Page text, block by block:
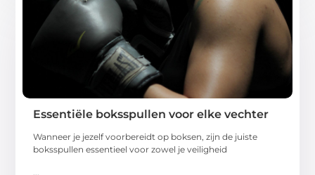
Essentiële boksspullen voor elke vechter
Wanneer je jezelf voorbereidt op boksen, zijn de juiste
boksspullen essentieel voor zowel je veiligheid